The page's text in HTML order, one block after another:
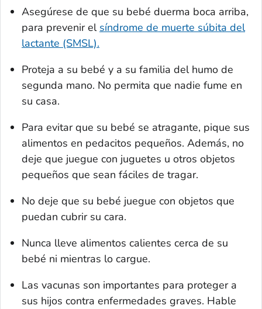
Asegúrese de que su bebé duerma boca arriba,
para prevenir el síndrome de muerte súbita del
lactante (SMSL).
Proteja a su bebé y a su familia del humo de
segunda mano. No permita que nadie fume en
su casa.
Para evitar que su bebé se atragante, pique sus
alimentos en pedacitos pequeños. Además, no
deje que juegue con juguetes u otros objetos
pequeños que sean fáciles de tragar.
No deje que su bebé juegue con objetos que
puedan cubrir su cara.
Nunca lleve alimentos calientes cerca de su
bebé ni mientras lo cargue.
Las vacunas son importantes para proteger a
sus hijos contra enfermedades graves. Hable